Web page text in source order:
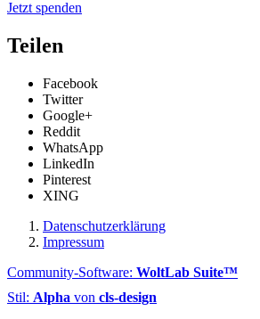
Jetzt spenden
Teilen
Facebook
Twitter
Google+
Reddit
WhatsApp
LinkedIn
Pinterest
XING
Datenschutzerklärung
Impressum
Community-Software: WoltLab Suite™
Stil: Alpha von cls-design